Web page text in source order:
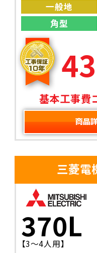
一般地
角型
基本工事費
三菱
370L
【3〜4人用】